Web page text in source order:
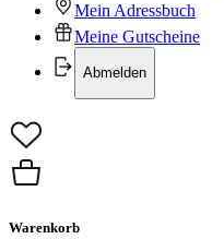
Mein Adressbuch
Meine Gutscheine
Abmelden
Warenkorb